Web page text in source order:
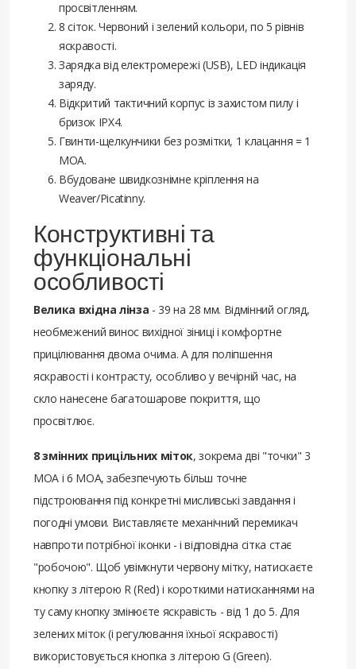
просвітленням.
8 сіток. Червоний і зелений кольори, по 5 рівнів
яскравості.
Зарядка від електромережі (USB), LED індикація
заряду.
Відкритий тактичний корпус із захистом пилу і
бризок IPX4.
Гвинти-щелкунчики без розмітки, 1 клацання = 1
MOA.
Вбудоване швидкознімне кріплення на
Weaver/Picatinny.
Конструктивні та
функціональні
особливості
Велика вхідна лінза - 39 на 28 мм. Відмінний огляд,
необмежений винос вихідної зіниці і комфортне
прицілювання двома очима. А для поліпшення
яскравості і контрасту, особливо у вечірній час, на
скло нанесене багатошарове покриття, що
просвітлює.
8 змінних прицільних міток, зокрема дві "точки" 3
MOA і 6 MOA, забезпечують більш точне
підстроювання під конкретні мисливські завдання і
погодні умови. Виставляєте механічний перемикач
навпроти потрібної іконки - і відповідна сітка стає
"робочою". Щоб увімкнути червону мітку, натискаєте
кнопку з літерою R (Red) і короткими натисканнями на
ту саму кнопку змінюєте яскравість - від 1 до 5. Для
зелених міток (і регулювання їхньої яскравості)
використовується кнопка з літерою G (Green).